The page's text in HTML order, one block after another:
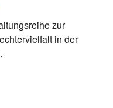
zur
in der